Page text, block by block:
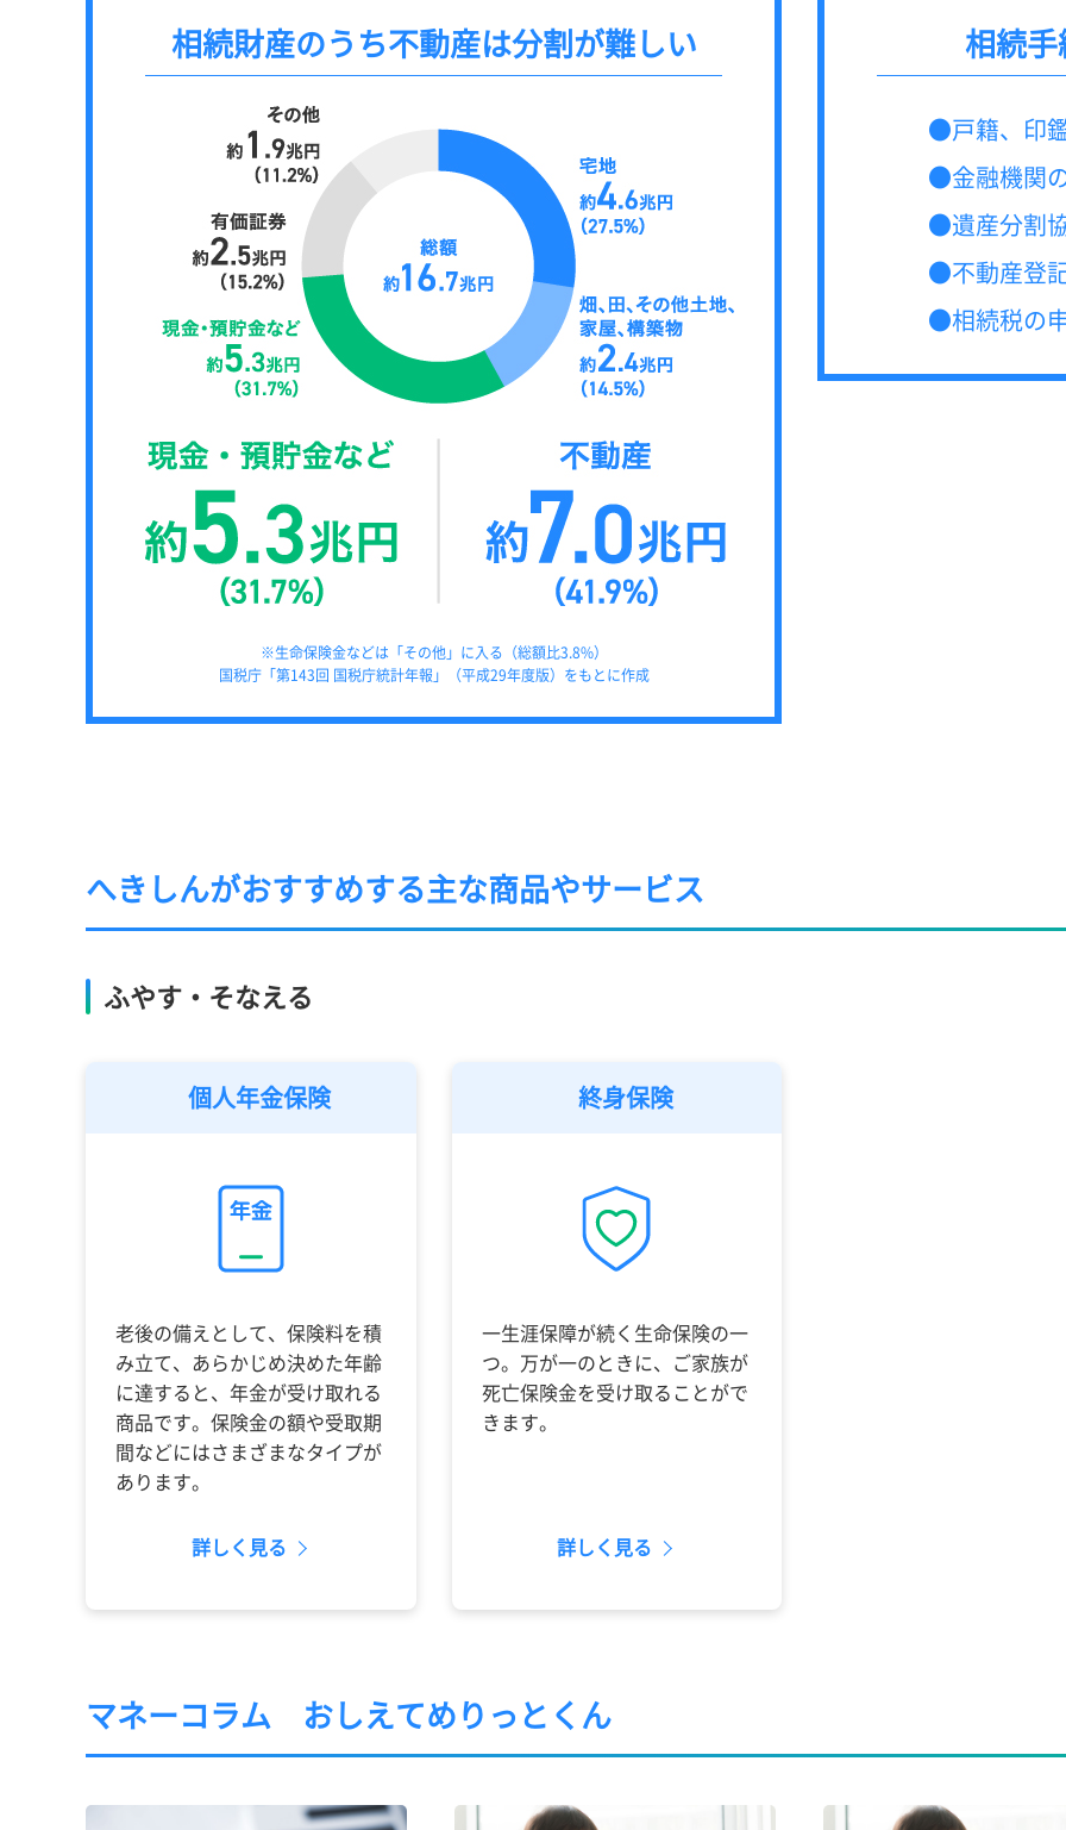
相続財産のうち不動産は分割が難しい
※生命保険金などは「その他」に入る（総額比3.8%）
国税庁「第143回 国税庁統計年報」（平成29年度版）をもとに作成
相続
戸籍、印
金融機関
遺産分割
不動産登
相続税の
へきしんがおすすめする主な商品やサービス
ふやす・そなえる
個人年金保険
老後の備えとして、保険料を積
み立て、あらかじめ決めた年齢
に達すると、年金が受け取れる
商品です。保険金の額や受取期
間などにはさまざまなタイプが
あります。
詳しく見る
終身保険
一生涯保障が続く生命保険の一
つ。万が一のときに、ご家族が
死亡保険金を受け取ることがで
きます。
詳しく見る
マネーコラム おしえてめりっとくん